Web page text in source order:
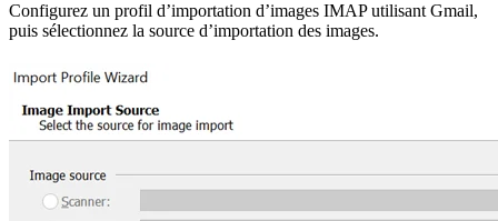
Configurez un profil d’importation d’images IMAP utilisant Gmail,
puis sélectionnez la source d’importation des images.